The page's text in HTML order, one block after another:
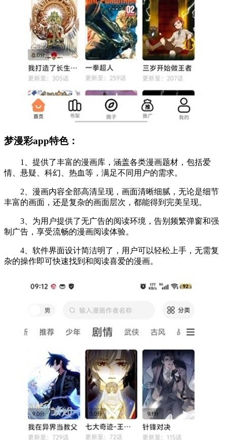
梦漫彩app特色：
1、提供了丰富的漫画库，涵盖各类漫画题材，包括爱
情、悬疑、科幻、热血等，满足不同用户的需求。
2、漫画内容全部高清呈现，画面清晰细腻，无论是细节
丰富的画面，还是复杂的画面层次，都能得到完美呈现。
3、为用户提供了无广告的阅读环境，告别频繁弹窗和强
制广告，享受流畅的漫画阅读体验。
4、软件界面设计简洁明了，用户可以轻松上手，无需复
杂的操作即可快速找到和阅读喜爱的漫画。